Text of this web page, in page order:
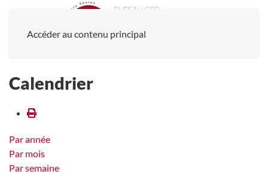
Accéder au contenu principal
Calendrier
Par année
Par mois
Par semaine